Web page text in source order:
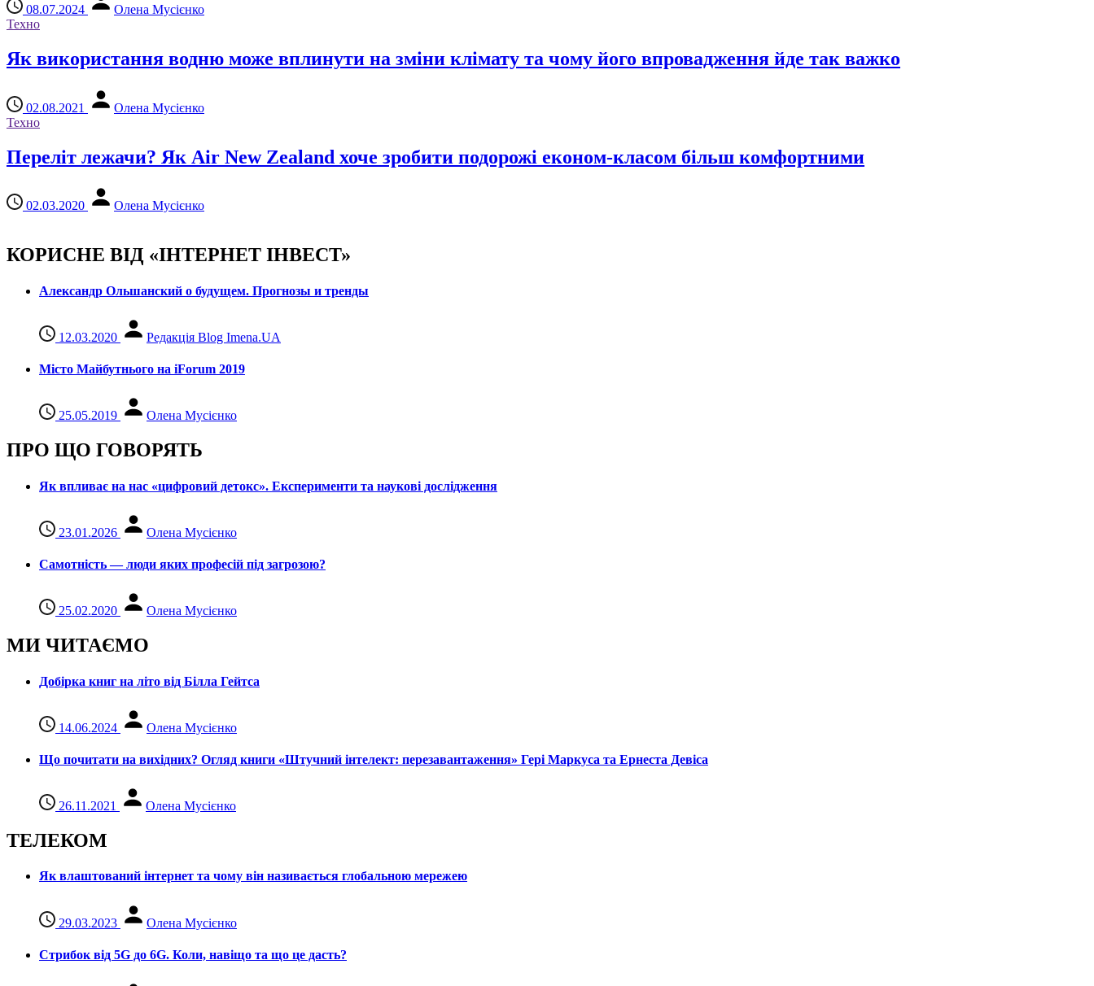
08.07.2024
Олена Мусієнко
Техно
Як використання водню може вплинути на зміни клімату та чому його впровадження йде так важко
02.08.2021
Олена Мусієнко
Техно
Переліт лежачи? Як Air New Zealand хоче зробити подорожі економ-класом більш комфортними
02.03.2020 Олена Мусієнко
КОРИСНЕ ВІД «ІНТЕРНЕТ ІНВЕСТ»
Александр Ольшанский о будущем. Прогнозы и тренды
12.03.2020 Редакція Blog Imena.UA
Місто Майбутнього на iForum 2019
25.05.2019 Олена Мусієнко
ПРО ЩО ГОВОРЯТЬ
Як впливає на нас «цифровий детокс». Експерименти та наукові дослідження
23.01.2026 Олена Мусієнко
Самотність — люди яких професій під загрозою?
25.02.2020 Олена Мусієнко
МИ ЧИТАЄМО
Добірка книг на літо від Білла Гейтса
14.06.2024 Олена Мусієнко
Що почитати на вихідних? Огляд книги «Штучний інтелект: перезавантаження» Гері Маркуса та Ернеста Девіса
26.11.2021 Олена Мусієнко
ТЕЛЕКОМ
Як влаштований інтернет та чому він називається глобальною мережею
29.03.2023 Олена Мусієнко
Стрибок від 5G до 6G. Коли, навіщо та що це даcть?